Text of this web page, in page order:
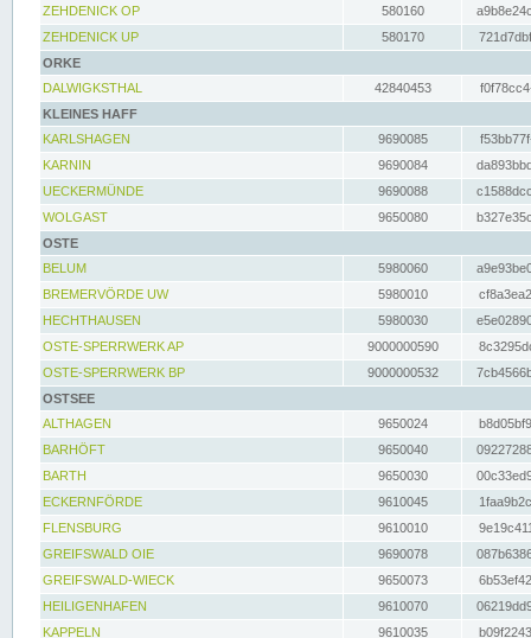
ZEHDENICK OP
580160
ZEHDENICK UP
580170
ORKE
DALWIGKSTHAL
42840453
KLEINES HAFF
KARLSHAGEN
9690085
KARNIN
9690084
UECKERMÜNDE
9690088
WOLGAST
9650080
OSTE
BELUM
5980060
BREMERVÖRDE UW
5980010
HECHTHAUSEN
5980030
OSTE-SPERRWERK AP
9000000590
OSTE-SPERRWERK BP
9000000532
OSTSEE
ALTHAGEN
9650024
BARHÖFT
9650040
BARTH
9650030
ECKERNFÖRDE
9610045
FLENSBURG
9610010
GREIFSWALD OIE
9690078
GREIFSWALD-WIECK
9650073
HEILIGENHAFEN
9610070
KAPPELN
9610035